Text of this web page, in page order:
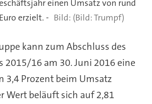
einen Umsatz von rund
erzielt. -
(Bild: Trumpf)
kann zum Abschluss des
2015/16 am 30. Juni 2016 eine
3,4 Prozent beim Umsatz
Wert beläuft sich auf 2,81